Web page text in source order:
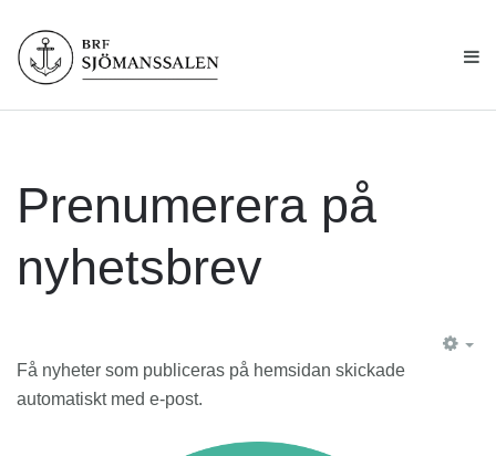
Prenumerera på
nyhetsbrev
Få nyheter som publiceras på hemsidan skickade
automatiskt med e-post.